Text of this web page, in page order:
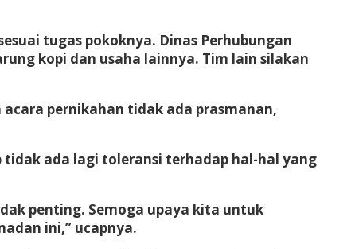
tugas pokoknya. Dinas Perhubungan
kopi dan usaha lainnya. Tim lain silakan
pernikahan tidak ada prasmanan,
ada lagi toleransi terhadap hal-hal yang
penting. Semoga upaya kita untuk
ini,” ucapnya.